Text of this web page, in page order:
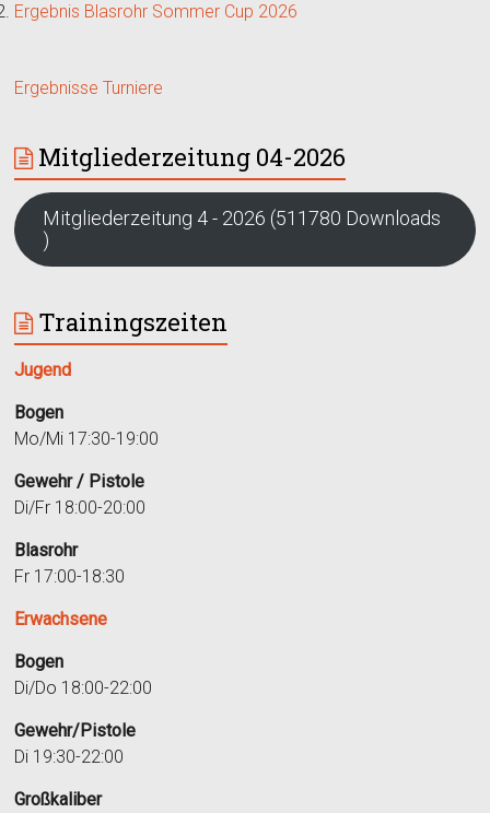
Ergebnis Blasrohr Sommer Cup 2026
Ergebnisse Turniere
Mitgliederzeitung 04-2026
Mitgliederzeitung 4 - 2026 (511780 Downloads
)
Trainingszeiten
Jugend
Bogen
Mo/Mi 17:30-19:00
Gewehr / Pistole
Di/Fr 18:00-20:00
Blasrohr
Fr 17:00-18:30
Erwachsene
Bogen
Di/Do 18:00-22:00
Gewehr/Pistole
Di 19:30-22:00
Großkaliber